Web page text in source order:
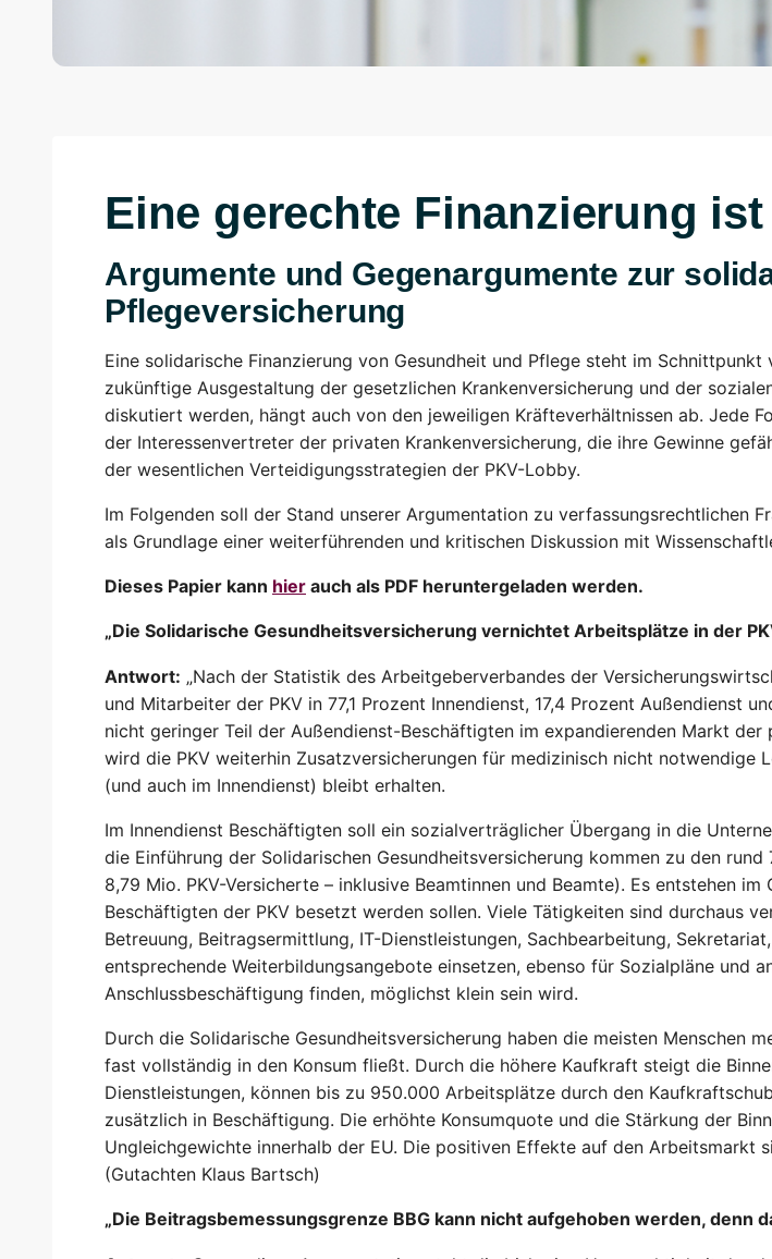
Eine gerechte Finanzierung
Argumente und Gegenargumente zur
Pflegeversicherung
Eine solidarische Finanzierung von Gesundheit und Pflege steht im
zukünftige Ausgestaltung der gesetzlichen Krankenversicherung und der
diskutiert werden, hängt auch von den jeweiligen Kräfteverhältnissen ab. Jede
der Interessenvertreter der privaten Krankenversicherung, die ihre Gewinne
der wesentlichen Verteidigungsstrategien der PKV-Lobby.
Im Folgenden soll der Stand unserer Argumentation zu verfassungsrechtlichen
als Grundlage einer weiterführenden und kritischen Diskussion mit
Dieses Papier kann hier auch als PDF heruntergeladen werden.
„Die Solidarische Gesundheitsversicherung vernichtet Arbeitsplätze in der
Antwort: „Nach der Statistik des Arbeitgeberverbandes der
und Mitarbeiter der PKV in 77,1 Prozent Innendienst, 17,4 Prozent Außendienst
nicht geringer Teil der Außendienst-Beschäftigten im expandierenden Markt
wird die PKV weiterhin Zusatzversicherungen für medizinisch nicht notwendige
(und auch im Innendienst) bleibt erhalten.
Im Innendienst Beschäftigten soll ein sozialverträglicher Übergang in die
die Einführung der Solidarischen Gesundheitsversicherung kommen zu den
8,79 Mio. PKV-Versicherte – inklusive Beamtinnen und Beamte). Es entstehen
Beschäftigten der PKV besetzt werden sollen. Viele Tätigkeiten sind durchaus
Betreuung, Beitragsermittlung, IT-Dienstleistungen, Sachbearbeitung,
entsprechende Weiterbildungsangebote einsetzen, ebenso für Sozialpläne und
Anschlussbeschäftigung finden, möglichst klein sein wird.
Durch die Solidarische Gesundheitsversicherung haben die meisten Menschen
fast vollständig in den Konsum fließt. Durch die höhere Kaufkraft steigt die
Dienstleistungen, können bis zu 950.000 Arbeitsplätze durch den
zusätzlich in Beschäftigung. Die erhöhte Konsumquote und die Stärkung der
Ungleichgewichte innerhalb der EU. Die positiven Effekte auf den
(Gutachten Klaus Bartsch)
„Die Beitragsbemessungsgrenze BBG kann nicht aufgehoben werden,